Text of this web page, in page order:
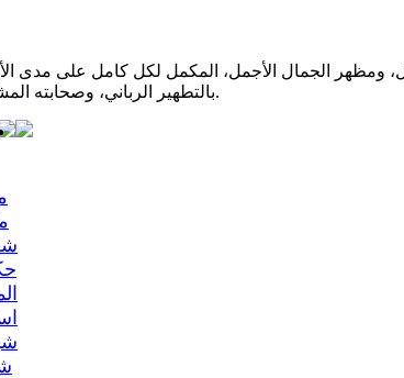
ومظهر الجمال الأجمل، المكمل لكل كامل على مدى
بالتطهير الرباني، وصحابته المشرفين بالشهود العياني؛ وسلم من أثر شهود نفوسنا صلاتنا عليه تسليما. والحمد لله المنعم المفضل حمدا عميما.